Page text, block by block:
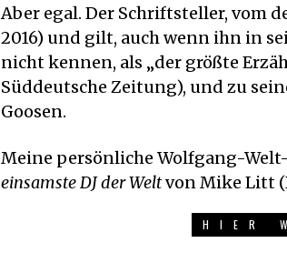
Aber egal. Der Schriftsteller, vom
2016) und gilt, auch wenn ihn in
nicht kennen, als „der größte
Süddeutsche Zeitung), und zu
Goosen.
Meine persönliche Wolfgang-
einsamste DJ der Weltvon Mike Litt
HIER